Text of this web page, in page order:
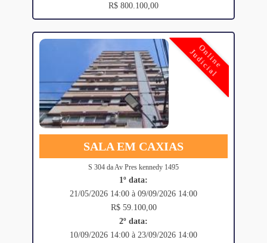
R$ 800.100,00
Online
Judicial
SALA EM CAXIAS
S 304 da Av Pres kennedy 1495
1º data:
21/05/2026 14:00 à 09/09/2026 14:00
R$ 59.100,00
2º data:
10/09/2026 14:00 à 23/09/2026 14:00